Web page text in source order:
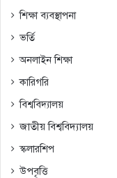
শিক্ষা ব্যবস্থাপনা
ভর্তি
অনলাইন শিক্ষা
কারিগরি
বিশ্ববিদ্যালয়
জাতীয় বিশ্ববিদ্যালয়
স্কলারশিপ
উপবৃত্তি